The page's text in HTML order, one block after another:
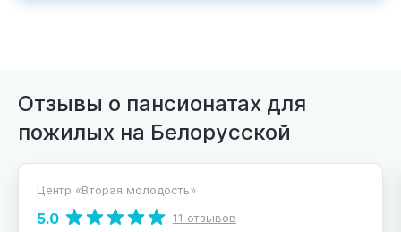
Отзывы о пансионатах для
пожилых на Белорусской
Центр «Вторая молодость»
5.0 11 отзывов